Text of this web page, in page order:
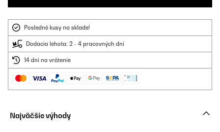
Posledné kusy na sklade!
Dodacia lehota: 2 - 4 pracovných dní
14 dní na vrátenie
Najväčšie výhody